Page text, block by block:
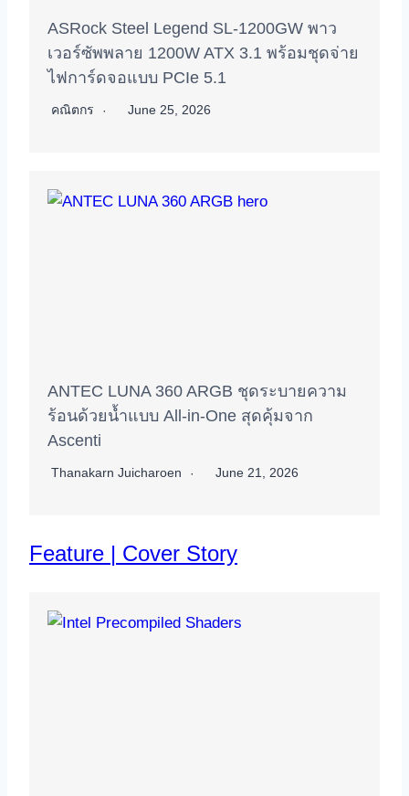
ASRock Steel Legend SL-1200GW พาว
เวอร์ซัพพลาย 1200W ATX 3.1 พร้อมชุดจ่าย
ไฟการ์ดจอแบบ PCIe 5.1
คณิตกร June 25, 2026
ANTEC LUNA 360 ARGB ชุดระบายความ
ร้อนด้วยน้ำแบบ All-in-One สุดคุ้มจาก
Ascenti
Thanakarn Juicharoen June 21, 2026
Feature | Cover Story